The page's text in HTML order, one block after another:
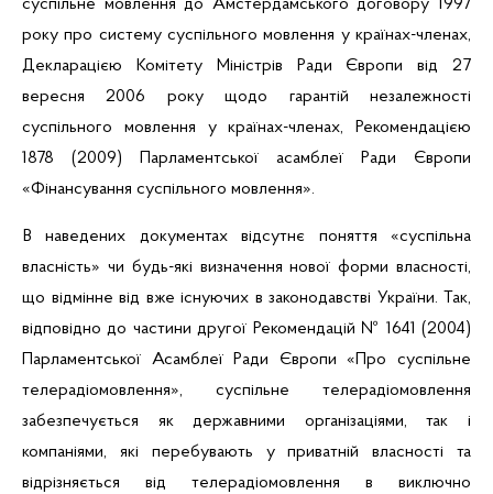
суспільне мовлення до Амстердамського договору 1997
року про систему суспільного мовлення у країнах-членах,
Декларацією Комітету Міністрів Ради Європи від 27
вересня 2006 року щодо гарантій незалежності
суспільного мовлення у країнах-членах, Рекомендацією
1878 (2009) Парламентської асамблеї Ради Європи
«Фінансування суспільного мовлення».
В наведених документах відсутнє поняття «суспільна
власність» чи будь-які визначення нової форми власності,
що відмінне від вже існуючих в законодавстві України. Так,
відповідно до частини другої Рекомендацій № 1641 (2004)
Парламентської Асамблеї Ради Європи «Про суспільне
телерадіомовлення», суспільне телерадіомовлення
забезпечується як державними організаціями, так і
компаніями, які перебувають у приватній власності та
відрізняється від телерадіомовлення в виключно